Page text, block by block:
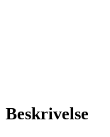
Beskrivelse